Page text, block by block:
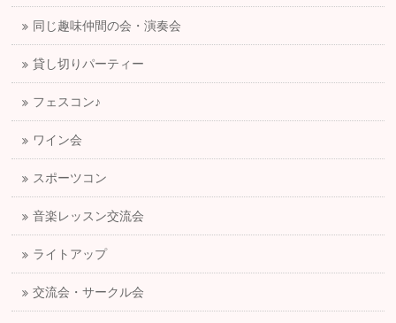
同じ趣味仲間の会・演奏会
貸し切りパーティー
フェスコン♪
ワイン会
スポーツコン
音楽レッスン交流会
ライトアップ
交流会・サークル会